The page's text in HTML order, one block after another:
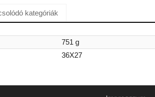
kategóriák
751 g
36X27